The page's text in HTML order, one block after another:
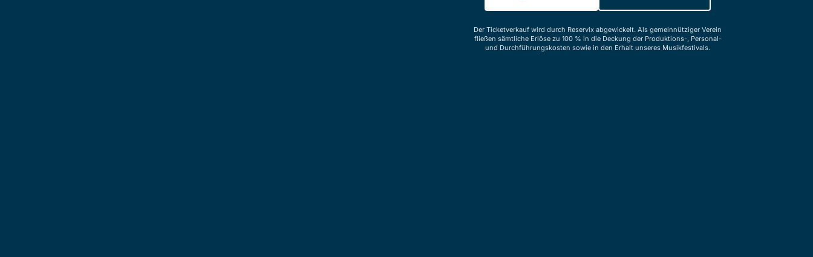
Der Ticketverkauf wird durch Reservix abgewickelt. Als gemeinnütziger Verein
fließen sämtliche Erlöse zu 100 % in die Deckung der Produktions-, Personal-
und Durchführungskosten sowie in den Erhalt unseres Musikfestivals.